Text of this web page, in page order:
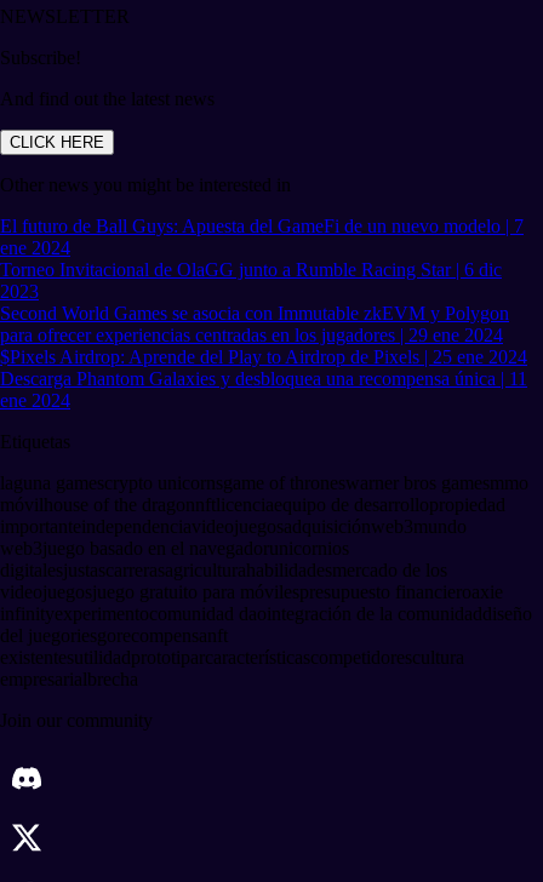
NEWSLETTER
Subscribe!
And find out the latest news
CLICK HERE
Other news you might be interested in
El futuro de Ball Guys: Apuesta del GameFi de un nuevo modelo | 7
ene 2024
Torneo Invitacional de OlaGG junto a Rumble Racing Star | 6 dic
2023
Second World Games se asocia con Immutable zkEVM y Polygon
para ofrecer experiencias centradas en los jugadores | 29 ene 2024
$Pixels Airdrop: Aprende del Play to Airdrop de Pixels | 25 ene 2024
Descarga Phantom Galaxies y desbloquea una recompensa única | 11
ene 2024
Etiquetas
laguna gamescrypto unicornsgame of throneswarner bros gamesmmo
móvilhouse of the dragonnftlicenciaequipo de desarrollopropiedad
importanteindependenciavideojuegosadquisiciónweb3mundo
web3juego basado en el navegadorunicornios
digitalesjustascarrerasagriculturahabilidadesmercado de los
videojuegosjuego gratuito para móvilespresupuesto financieroaxie
infinityexperimentocomunidad daointegración de la comunidaddiseño
del juegoriesgorecompensanft
existentesutilidadprototiparcaracterísticascompetidorescultura
empresarialbrecha
Join our community